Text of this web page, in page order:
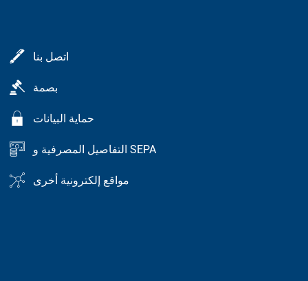
اتصل بنا
بصمة
حماية البيانات
التفاصيل المصرفية و SEPA
مواقع إلكترونية أخرى